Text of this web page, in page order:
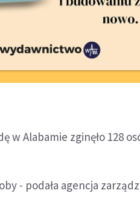
w Alabamie zginęło 128
- podała agencja